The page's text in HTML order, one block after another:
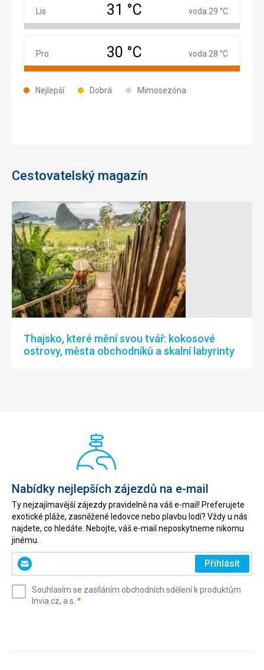
Nejlepší Dobrá Mimosezóna
Listopad
Lis 31 °C voda 29 °C
Prosinec
Pro 30 °C voda 28 °C
Cestovatelský magazín
Thajsko, které mění svou tvář: kokosové
ostrovy, města obchodníků a skalní labyrinty
Nabídky nejlepších zájezdů na e-mail
Ty nejzajímavější zájezdy pravidelně na váš e-mail! Preferujete
exotické pláže, zasněžené ledovce nebo plavbu lodí? Vždy u nás
najdete, co hledáte. Nebojte, váš e-mail neposkytneme nikomu
jinému.
Zadejte
svůj
(povinné)
Přihlásit
Souhlasím se zasíláním obchodních sdělení k produktům
Invia.cz, a.s. *(povinné)